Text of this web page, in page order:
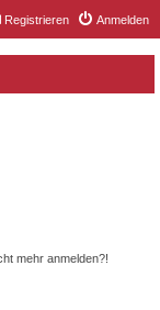
Anmelden
Registrieren
mehr anmelden?!